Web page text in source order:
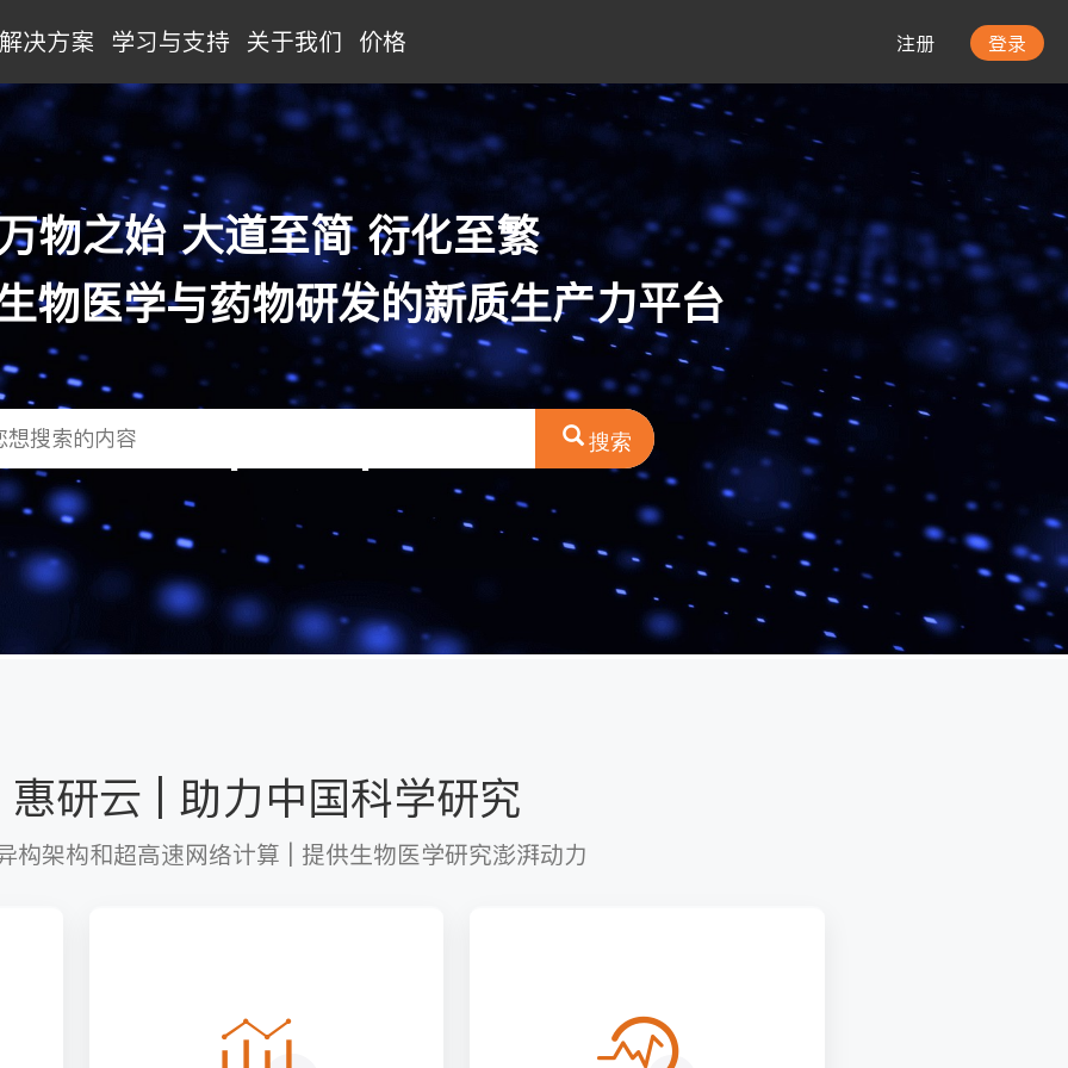
解决方案 学习与支持 关于我们 价格 注册 登录
物之始 大道至简 衍化至繁
物医学与药物研发的新质生产力平台
搜索
计函数
计软件包
3,000
个
累计流程
540 个
惠研云 | 助力中国科学研究
构架构和超高速网络计算 | 提供生物医学研究澎湃动力